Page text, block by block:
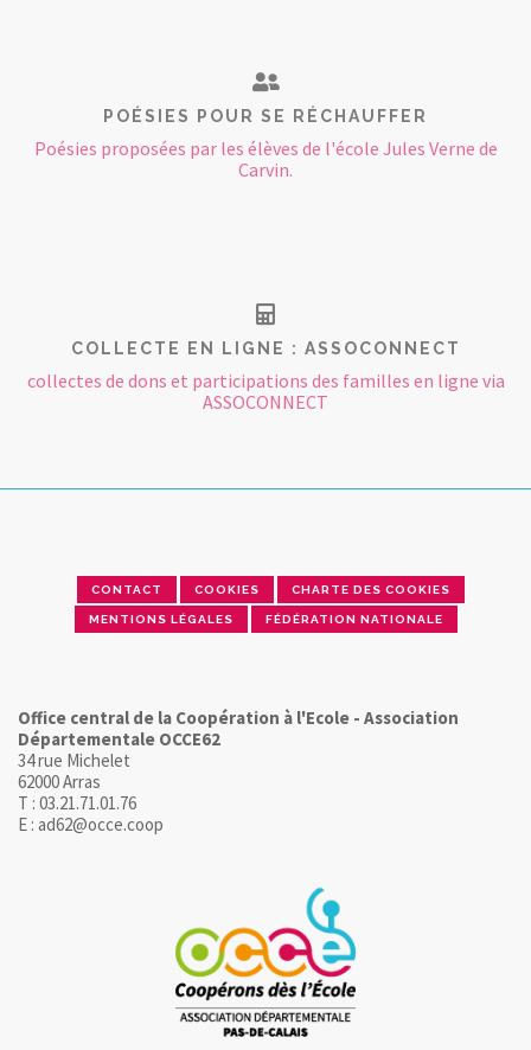
POÉSIES POUR SE RÉCHAUFFER
Poésies proposées par les élèves de l'école Jules Verne de
Carvin.
COLLECTE EN LIGNE : ASSOCONNECT
collectes de dons et participations des familles en ligne via
ASSOCONNECT
CONTACT COOKIES CHARTE DES COOKIES
MENTIONS LÉGALES FÉDÉRATION NATIONALE
Office central de la Coopération à l'Ecole - Association
Départementale OCCE62
34 rue Michelet
62000 Arras
T : 03.21.71.01.76
E : ad62@occe.coop